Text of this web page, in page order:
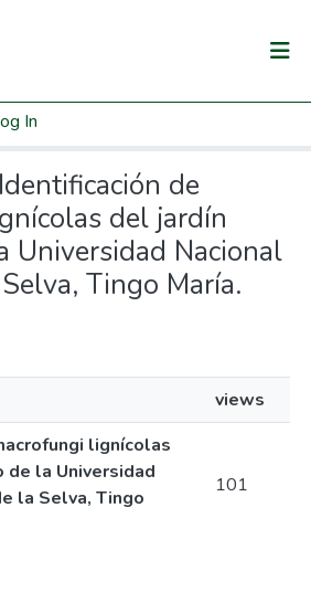
In
de
del jardín
Universidad Nacional
Tingo María.
views
lignícolas
de la Universidad
la Selva, Tingo
101